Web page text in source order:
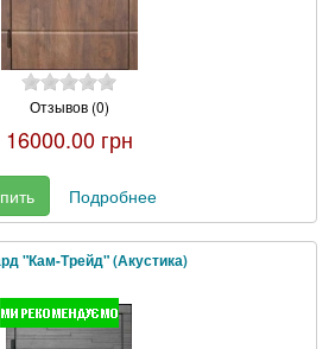
Отзывов (0)
16000.00 грн
Подробнее
"Кам-Трейд" (Акустика)